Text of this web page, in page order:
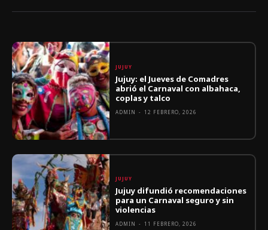
JUJUY
Jujuy: el Jueves de Comadres
abrió el Carnaval con albahaca,
coplas y talco
ADMIN - 12 FEBRERO, 2026
JUJUY
Jujuy difundió recomendaciones
para un Carnaval seguro y sin
violencias
ADMIN - 11 FEBRERO, 2026